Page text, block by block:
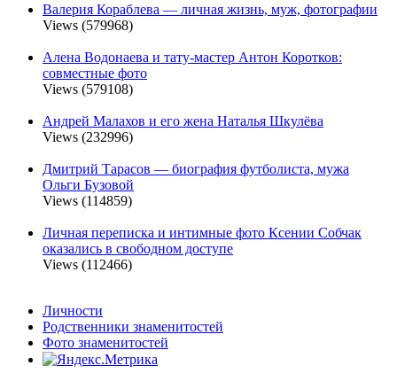
Валерия Кораблева — личная жизнь, муж, фотографии
Views (579968)
Алена Водонаева и тату-мастер Антон Коротков:
совместные фото
Views (579108)
Андрей Малахов и его жена Наталья Шкулёва
Views (232996)
Дмитрий Тарасов — биография футболиста, мужа
Ольги Бузовой
Views (114859)
Личная переписка и интимные фото Ксении Собчак
оказались в свободном доступе
Views (112466)
Личности
Родственники знаменитостей
Фото знаменитостей